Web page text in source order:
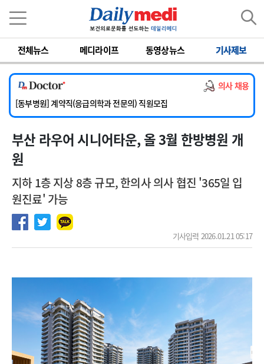
전체뉴스 메디라이프 동영상뉴스 기사제보
의사 채용
[서울아산병원] 2026년 하반기 인턴 모집
[영남대학교의료원] 마취통증의학과 임기제 임상의사 채용
[충남대학교병원] 소아청소년과(소아응급전담) 계약직 의사 공개채용
[동부병원] 계약직(응급의학과 전문의) 직원모집
[이대목동병원] 하반기 전공의(레지던트1년차) 모집
[서울아산병원] 2026년 하반기 인턴 모집
[영남대학교의료원] 마취통증의학과 임기제 임상의사 채용
부산 라우어 시니어타운, 올 3월 한방병원 개
원
지하 1층 지상 8층 규모, 한의사 의사 협진 '365일 입
원진료' 가능
기사입력 2026.01.21 05:17